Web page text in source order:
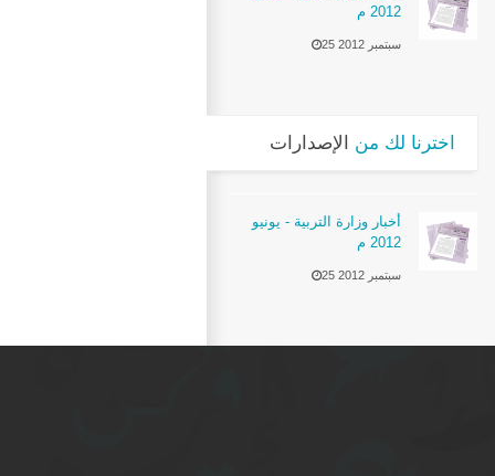
2012 م
25 سبتمبر 2012
اخترنا لك من الإصدارات
أخبار وزارة التربية - يونيو
2012 م
25 سبتمبر 2012